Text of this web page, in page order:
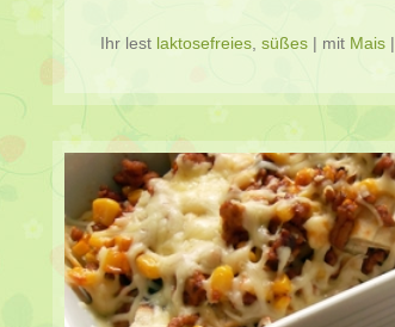
Ihr lest laktosefreies süßes | mit Mais |